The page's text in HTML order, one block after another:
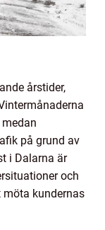
årstider,
på grund av
i Dalarna är
och
möta kundernas